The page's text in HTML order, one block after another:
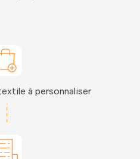
à personnaliser